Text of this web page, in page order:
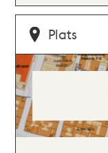
Plats